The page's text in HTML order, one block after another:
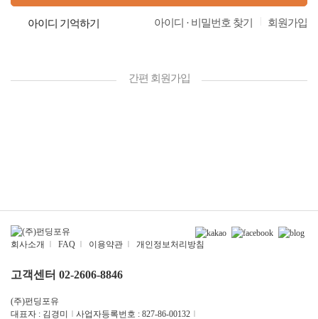
아이디 기억하기 회원가입
아이디 · 비밀번호 찾기
간편 회원가입
회사소개 | FAQ | 이용약관 | 개인정보처리방침
고객센터 02-2606-8846
(주)펀딩포유
대표자 : 김경미
| 사업자등록번호 : 827-86-00132 |